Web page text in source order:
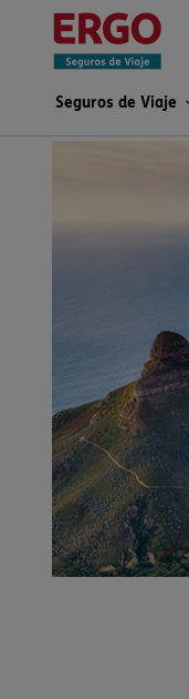
Seguros de Viaje